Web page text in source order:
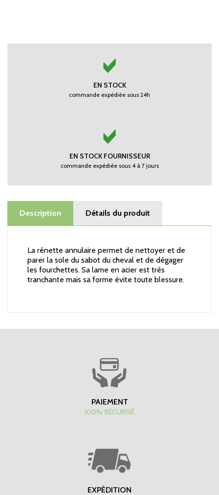
EN STOCK
commande expédiée sous 24h
EN STOCK FOURNISSEUR
commande expédiée sous 4 à 7 jours
Description Détails du produit
La rénette annulaire permet de nettoyer et de
parer la sole du sabot du cheval et de dégager
les fourchettes. Sa lame en acier est très
tranchante mais sa forme évite toute blessure.
PAIEMENT
100% SÉCURISÉ
EXPÉDITION